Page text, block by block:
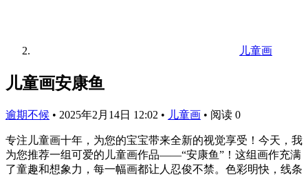
儿童画
儿童画安康鱼
逾期不候 • 2025年2月14日 12:02 • 儿童画 • 阅读 0
专注儿童画十年，为您的宝宝带来全新的视觉享受！今天，我
为您推荐一组可爱的儿童画作品——“安康鱼”！这组画作充满
了童趣和想象力，每一幅画都让人忍俊不禁。色彩明快，线条